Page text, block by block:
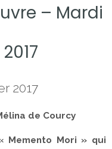
– Mardi
2017
de Courcy
Memento Mori » qui